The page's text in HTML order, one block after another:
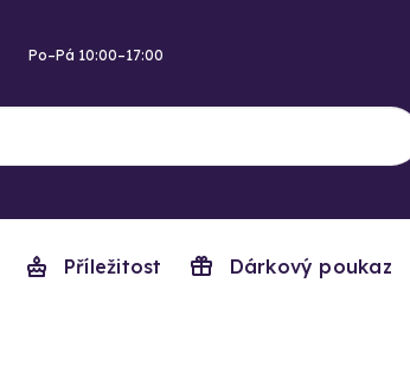
Po–Pá 10:00–17:00
Příležitost Dárkový poukaz